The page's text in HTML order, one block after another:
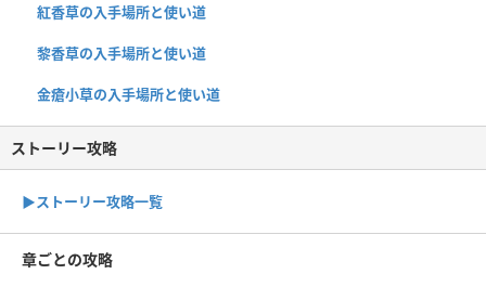
紅香草の入手場所と使い道
黎香草の入手場所と使い道
金瘡小草の入手場所と使い道
ストーリー攻略
▶︎ストーリー攻略一覧
章ごとの攻略